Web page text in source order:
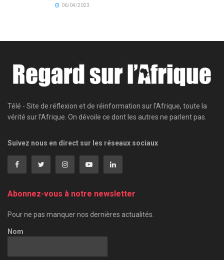
06/04/2023
Télé - Site de réflexion et de réinformation sur l'Afrique, toute la
vérité sur l'Afrique. On dévoile ce dont les autres ne parlent pas.
Suivez nous en direct sur les réseaux sociaux
Abonnez-vous à notre newsletter
Pour ne pas manquer nos dernières actualités.
Nom